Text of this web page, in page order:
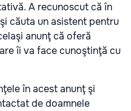
A recunoscut că în
căuta un asistent pentru
anunţ că oferă
îi va face cunoştinţă cu
în acest anunţ şi
de doamnele